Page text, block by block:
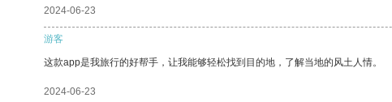
2024-06-23
游客
这款app是我旅行的好帮手，让我能够轻松找到目的地，了解当地的风土人情。
2024-06-23